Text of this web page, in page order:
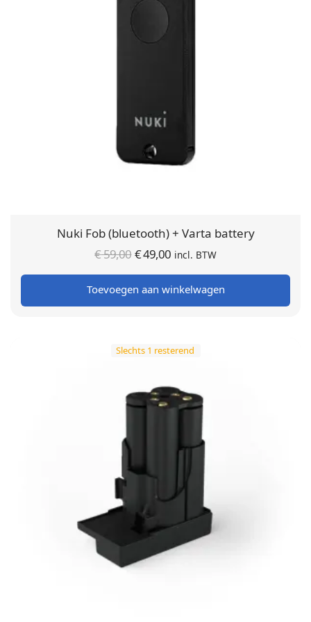
Nuki Fob (bluetooth) + Varta battery
€59,00Oorspronkelijke
prijs was:
€ 59,00.
€49,00 Huidige
prijs is:
€ 49,00.
incl. BTW
Toevoegen aan winkelwagen
Slechts 1 resterend